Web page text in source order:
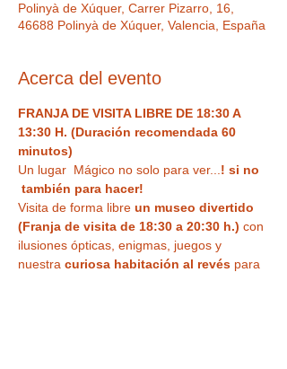
Polinyà de Xúquer, Carrer Pizarro, 16,
46688 Polinyà de Xúquer, Valencia, España
Acerca del evento
FRANJA DE VISITA LIBRE DE 18:30 A
13:30 H. (Duración recomendada 60
minutos)
Un lugar  Mágico no solo para ver... ! si no
también para hacer!
Visita de forma libre un museo divertido
(Franja de visita de 18:30 a 20:30 h.) con
ilusiones ópticas, enigmas, juegos y
nuestra curiosa habitación al revés para